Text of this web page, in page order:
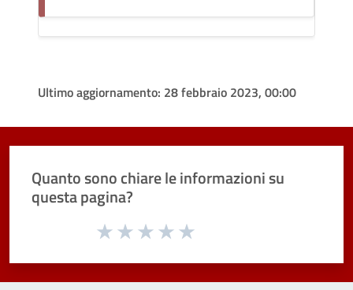
Ultimo aggiornamento: 28 febbraio 2023, 00:00
Quanto sono chiare le informazioni su
questa pagina?
Valuta da 1 a 5 stelle la pagina